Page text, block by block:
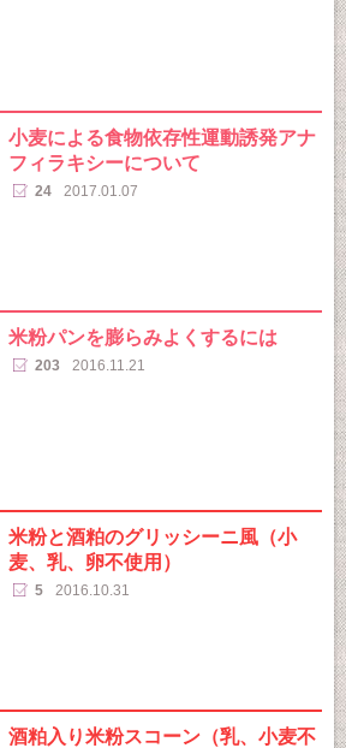
小麦による食物依存性運動誘発アナ
フィラキシーについて
24 2017.01.07
米粉パンを膨らみよくするには
203 2016.11.21
米粉と酒粕のグリッシーニ風（小
麦、乳、卵不使用）
5 2016.10.31
酒粕入り米粉スコーン（乳、小麦不